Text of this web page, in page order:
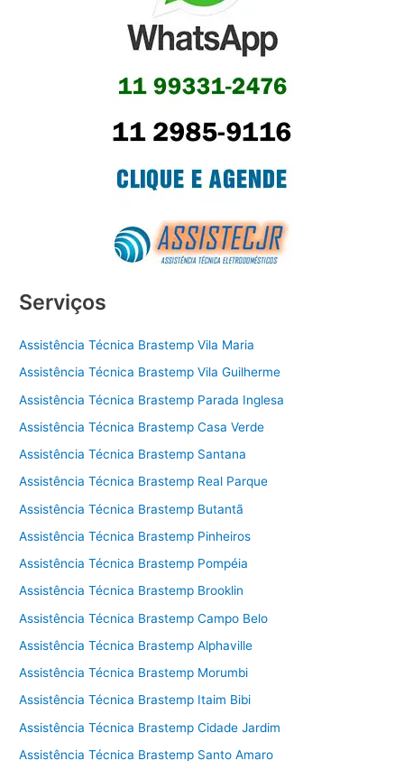
Serviços
Assistência Técnica Brastemp Vila Maria
Assistência Técnica Brastemp Vila Guilherme
Assistência Técnica Brastemp Parada Inglesa
Assistência Técnica Brastemp Casa Verde
Assistência Técnica Brastemp Santana
Assistência Técnica Brastemp Real Parque
Assistência Técnica Brastemp Butantã
Assistência Técnica Brastemp Pinheiros
Assistência Técnica Brastemp Pompéia
Assistência Técnica Brastemp Brooklin
Assistência Técnica Brastemp Campo Belo
Assistência Técnica Brastemp Alphaville
Assistência Técnica Brastemp Morumbi
Assistência Técnica Brastemp Itaim Bibi
Assistência Técnica Brastemp Cidade Jardim
Assistência Técnica Brastemp Santo Amaro